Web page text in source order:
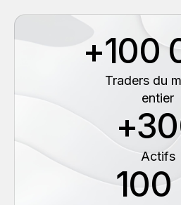
+100
Traders du
entier
Actifs
100